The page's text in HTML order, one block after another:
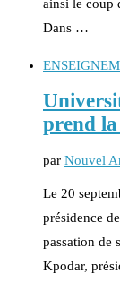
ainsi le coup
Dans …
prend
par Nouvel
Le 20
présidence
passation de
Kpodar,